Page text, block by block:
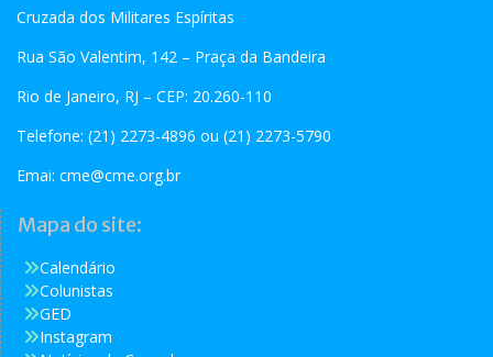
Cruzada dos Militares Espíritas
Rua São Valentim, 142 – Praça da Bandeira
Rio de Janeiro, RJ – CEP: 20.260-110
Telefone: (21) 2273-4896 ou (21) 2273-5790
Emai: cme@cme.org.br
Mapa do site:
Calendário
Colunistas
GED
Instagram